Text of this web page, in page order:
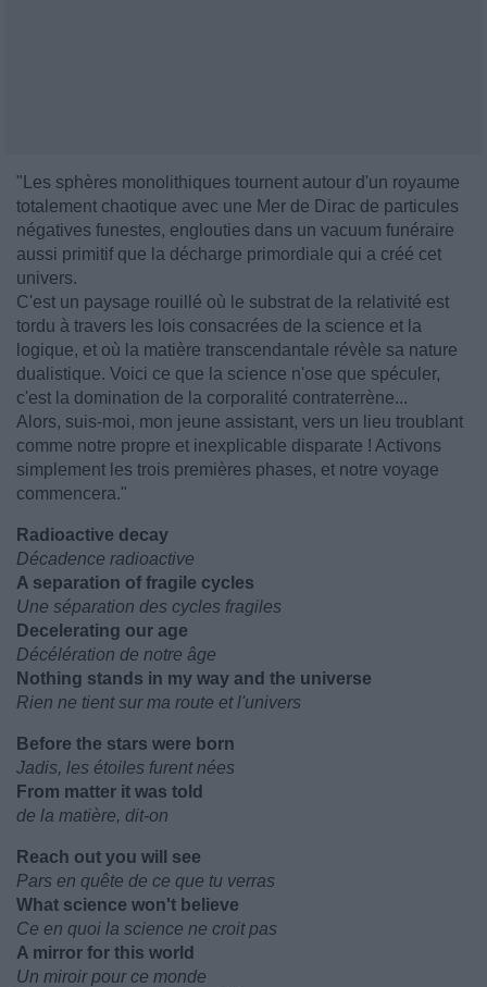
"Les sphères monolithiques tournent autour d'un royaume
totalement chaotique avec une Mer de Dirac de particules
négatives funestes, englouties dans un vacuum funéraire
aussi primitif que la décharge primordiale qui a créé cet
univers.
C'est un paysage rouillé où le substrat de la relativité est
tordu à travers les lois consacrées de la science et la
logique, et où la matière transcendantale révèle sa nature
dualistique. Voici ce que la science n'ose que spéculer,
c'est la domination de la corporalité contraterrène...
Alors, suis-moi, mon jeune assistant, vers un lieu troublant
comme notre propre et inexplicable disparate ! Activons
simplement les trois premières phases, et notre voyage
commencera."
Radioactive decay
Décadence radioactive
A separation of fragile cycles
Une séparation des cycles fragiles
Decelerating our age
Décélération de notre âge
Nothing stands in my way and the universe
Rien ne tient sur ma route et l'univers
Before the stars were born
Jadis, les étoiles furent nées
From matter it was told
de la matière, dit-on
Reach out you will see
Pars en quête de ce que tu verras
What science won't believe
Ce en quoi la science ne croit pas
A mirror for this world
Un miroir pour ce monde